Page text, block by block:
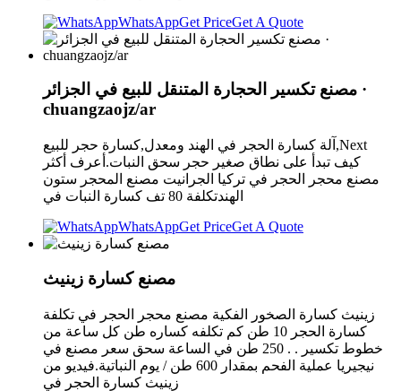
WhatsAppGet PriceGet A Quote
مصنع تكسير الحجارة المتنقل للبيع في الجزائر ·
chuangzaojz/ar
آلة كسارة الحجر في الهند ومعدل,كسارة حجر للبيع,Next
كيف تبدأ على نطاق صغير حجر سحق النبات.أعرف أكثر
مصنع محجر الحجر في تركيا الجرانيت مصنع المحجر ستون
الهندتكلفة 80 تف كسارة النبات في
WhatsAppGet PriceGet A Quote
مصنع كسارة زينيث
زينيث كسارة الصخور الفكية مصنع محجر الحجر في تكلفة
كسارة الحجر 10 طن كم تكلفه كساره طن كل ساعة من
خطوط تكسير . . 250 طن في الساعة سحق سعر مصنع في
نيجيريا عملية الفحم بمقدار 600 طن / يوم النباتية.فيديو من
زينيث كسارة الحجر في